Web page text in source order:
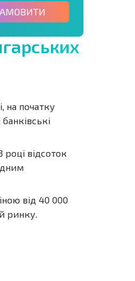
гарських
на початку
році відсоток
від 40 000
ринку.